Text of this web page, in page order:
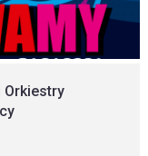
Orkiestry